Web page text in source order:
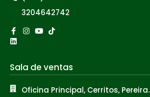
3204642742
Facebook-
f
Instagram
Youtube
Tiktok
Linkedin
Sala de ventas
Oficina Principal, Cerritos, Pereira.